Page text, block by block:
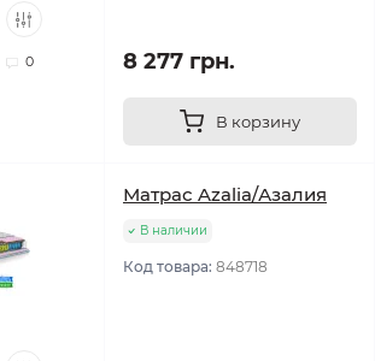
0 8 277 грн.
В корзину
Матрас Azalia/Азалия
В наличии
Код товара: 848718